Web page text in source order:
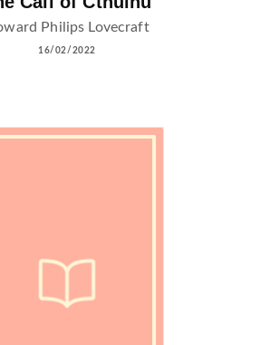
Philips Lovecraft
16/02/2022